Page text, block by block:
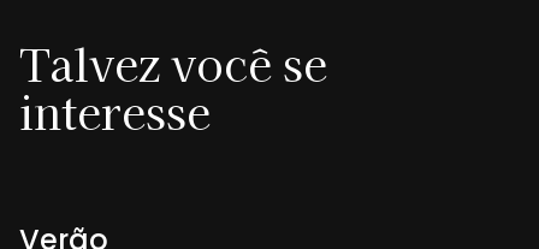
Talvez você se
interesse
Verão